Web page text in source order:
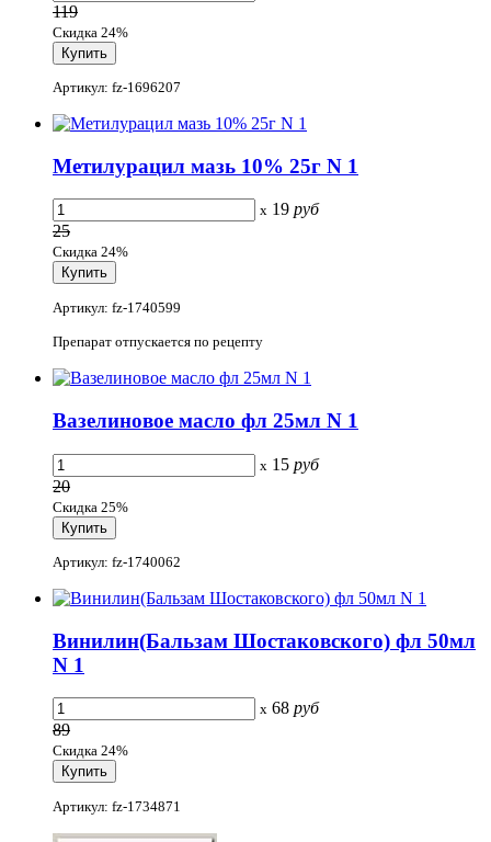
119
Скидка 24%
Артикул: fz-1696207
Метилурацил мазь 10% 25г N 1
x 19 руб
25
Скидка 24%
Артикул: fz-1740599
Препарат отпускается по рецепту
Вазелиновое масло фл 25мл N 1
x 15 руб
20
Скидка 25%
Артикул: fz-1740062
Винилин(Бальзам Шостаковского) фл 50мл
N 1
x 68 руб
89
Скидка 24%
Артикул: fz-1734871